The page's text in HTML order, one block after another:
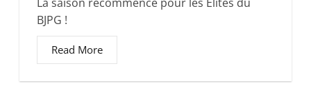
BJPG !
Read More